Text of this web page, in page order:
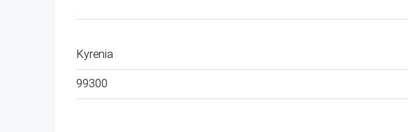
Kyrenia
99300